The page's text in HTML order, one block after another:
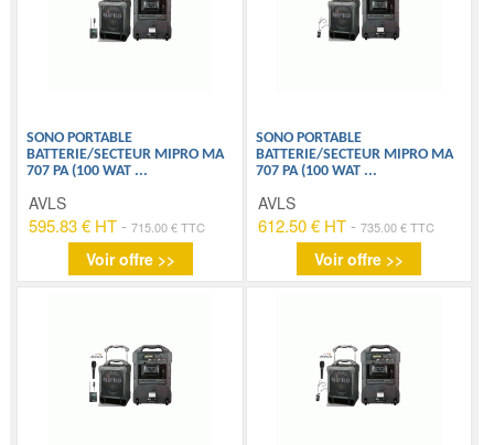
SONO PORTABLE
BATTERIE/SECTEUR MIPRO MA
707 PA (100 WAT ...
AVLS
595.83 € HT -715.00 € TTC
Voir offre >>
SONO PORTABLE
BATTERIE/SECTEUR MIPRO MA
707 PA (100 WAT ...
AVLS
612.50 € HT- 735.00 € TTC
Voir offre >>